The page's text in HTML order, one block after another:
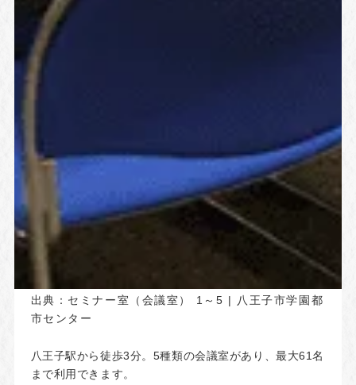
出典： セミナー室（会議室） 1～5 | 八王子市学園都
市センター
八王子駅から徒歩3分。5種類の会議室があり、最大61名
まで利用できます。